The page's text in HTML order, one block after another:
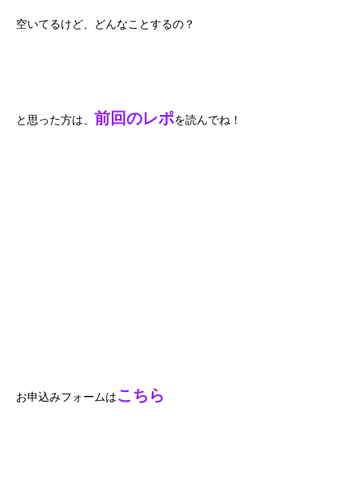
空いてるけど、どんなことするの？
と思った方は、 前回のレポを読んでね！
お申込みフォームは こちら